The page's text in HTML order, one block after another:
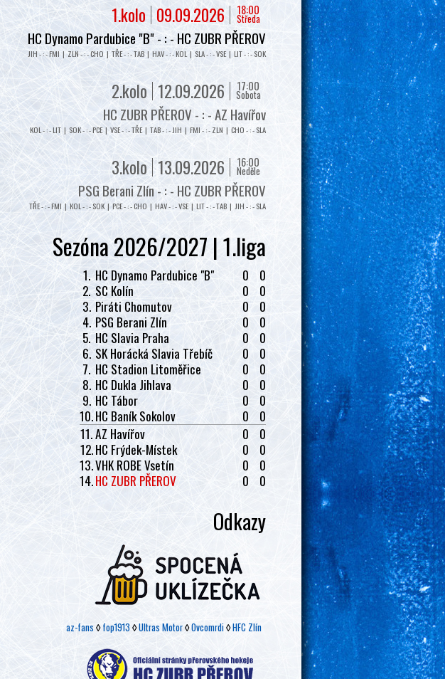
18:00
Středa
09.09.2026
1.kolo
HC Dynamo Pardubice "B" - : - HC ZUBR PŘEROV
JIH - : - FMI | ZLN - : - CHO | TŘE - : - TAB | HAV - : - KOL | SLA - : - VSE | LIT - : - SOK
17:00
Sobota
12.09.2026
2.kolo
HC ZUBR PŘEROV - : - AZ Havířov
KOL - : - LIT | SOK - : - PCE | VSE - : - TŘE | TAB - : - JIH | FMI - : - ZLN | CHO - : - SLA
16:00
Neděle
13.09.2026
3.kolo
PSG Berani Zlín - : - HC ZUBR PŘEROV
TŘE - : - FMI | KOL - : - SOK | PCE - : - CHO | HAV - : - VSE | LIT - : - TAB | JIH - : - SLA
Sezóna 2026/2027 | 1.liga
1. HC Dynamo Pardubice "B" 0
0
2. SC Kolín 0
0
3. Piráti Chomutov 0
0
4. PSG Berani Zlín 0
0
5. HC Slavia Praha 0
0
6. SK Horácká Slavia Třebíč 0
0
7. HC Stadion Litoměřice 0
0
8. HC Dukla Jihlava 0
0
9. HC Tábor 0
0
10.HC Baník Sokolov 0
0
11.AZ Havířov 0
0
12.HC Frýdek-Místek 0
0
13.VHK ROBE Vsetín 0
0
14.HC ZUBR PŘEROV 0 0
Odkazy
az-fans ◊fop1913 ◊Ultras Motor◊Ovcomrdi◊HFC Zlín